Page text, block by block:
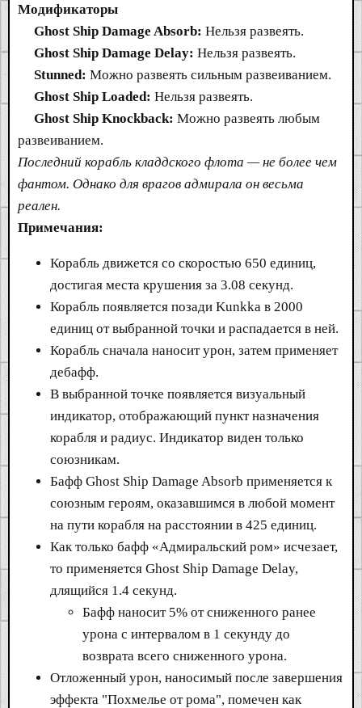
Модификаторы
Ghost Ship Damage Absorb: Нельзя развеять.
Ghost Ship Damage Delay: Нельзя развеять.
Stunned: Можно развеять сильным развеиванием.
Ghost Ship Loaded: Нельзя развеять.
Ghost Ship Knockback: Можно развеять любым
развеиванием.
Последний корабль кладдского флота — не более чем
фантом. Однако для врагов адмирала он весьма
реален.
Примечания:
Корабль движется со скоростью 650 единиц,
достигая места крушения за 3.08 секунд.
Корабль появляется позади Kunkka в 2000
единиц от выбранной точки и распадается в ней.
Корабль сначала наносит урон, затем применяет
дебафф.
В выбранной точке появляется визуальный
индикатор, отображающий пункт назначения
корабля и радиус. Индикатор виден только
союзникам.
Бафф Ghost Ship Damage Absorb применяется к
союзным героям, оказавшимся в любой момент
на пути корабля на расстоянии в 425 единиц.
Как только бафф «Адмиральский ром» исчезает,
то применяется Ghost Ship Damage Delay,
длящийся 1.4 секунд.
Бафф наносит 5% от сниженного ранее
урона с интервалом в 1 секунду до
возврата всего сниженного урона.
Отложенный урон, наносимый после завершения
эффекта "Похмелье от рома", помечен как